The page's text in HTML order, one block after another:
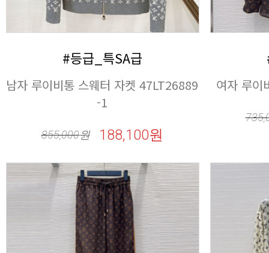
#등급_특SA급
-1
855,000원 188,100원
여자 루